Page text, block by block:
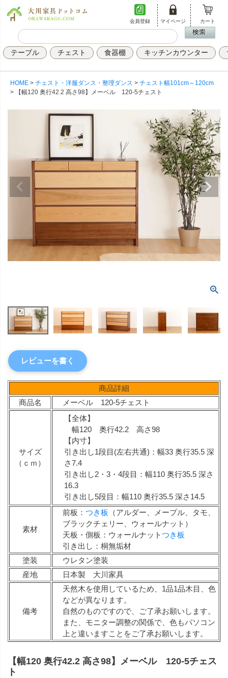
会員登録 マイページ カート
テーブル チェスト 食器棚 キッチンカウンター
HOME チェスト・洋服ダンス・整理ダンス
チェスト幅101cm～120cm
【幅120 奥行42.2 高さ98】メーベル 120-5チェスト
レビューを書く
商品詳細
商品名
メーベル 120-5チェスト
サイズ
（ｃｍ）
【全体】
幅120 奥行42.2 高さ98
【内寸】
引き出し1段目(左右共通)：幅33 奥行35.5 深
さ7.4
引き出し2・3・4段目：幅110 奥行35.5 深さ
16.3
引き出し5段目：幅110 奥行35.5 深さ14.5
素材
前板： つき板
（アルダー、メープル、タモ、
ブラックチェリー、ウォールナット）
天板・側板：ウォールナットつき板
引き出し：桐無垢材
塗装
ウレタン塗装
産地
日本製 大川家具
備考
天然木を使用しているため、1品1品木目、色
などが異なります。
自然のものですので、ご了承お願いします。
また、モニター調整の関係で、色もパソコン
上と違いますことをご了承お願いします。
【幅120 奥行42.2 高さ98】メーベル 120-5チェス
ト